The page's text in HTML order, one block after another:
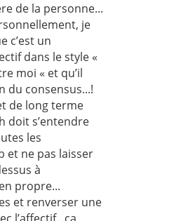
de la personne...
je
c’est un
dans le style «
moi « et qu’il
du consensus...!
de long terme
doit s’entendre
les
et ne pas laisser
à
propre...
et renverser une